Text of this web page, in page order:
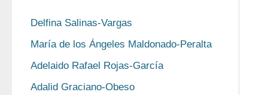
Delfina Salinas-Vargas
María de los Ángeles Maldonado-Peralta
Adelaido Rafael Rojas-García
Adalid Graciano-Obeso